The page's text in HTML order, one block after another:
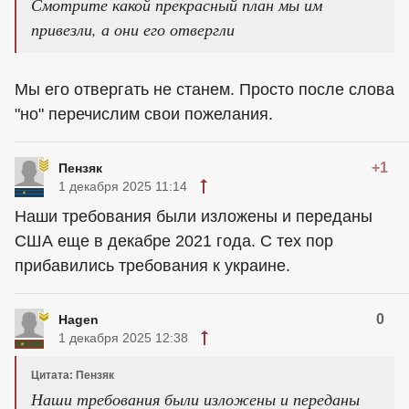
Смотрите какой прекрасный план мы им
привезли, а они его отвергли
Мы его отвергать не станем. Просто после слова
"но" перечислим свои пожелания.
Пензяк +1
1 декабря 2025 11:14
Наши требования были изложены и переданы
США еще в декабре 2021 года. С тех пор
прибавились требования к украине.
Hagen 0
1 декабря 2025 12:38
Цитата: Пензяк
Наши требования были изложены и переданы